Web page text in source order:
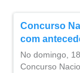
Concurso
com
No domingo,
Concurso